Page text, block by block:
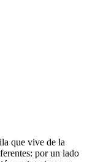
que vive de la
por un lado